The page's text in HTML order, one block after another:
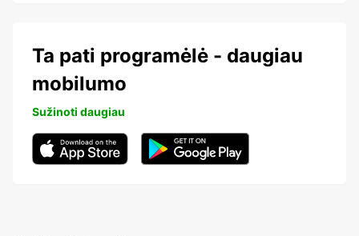
Ta pati programėlė - daugiau
mobilumo
Sužinoti daugiau